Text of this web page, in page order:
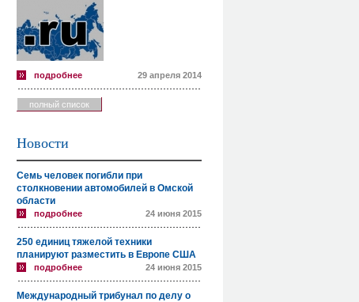
подробнее 29 апреля 2014
полный список
Новости
Семь человек погибли при
столкновении автомобилей в Омской
области
подробнее 24 июня 2015
250 единиц тяжелой техники
планируют разместить в Европе США
подробнее 24 июня 2015
Международный трибунал по делу о